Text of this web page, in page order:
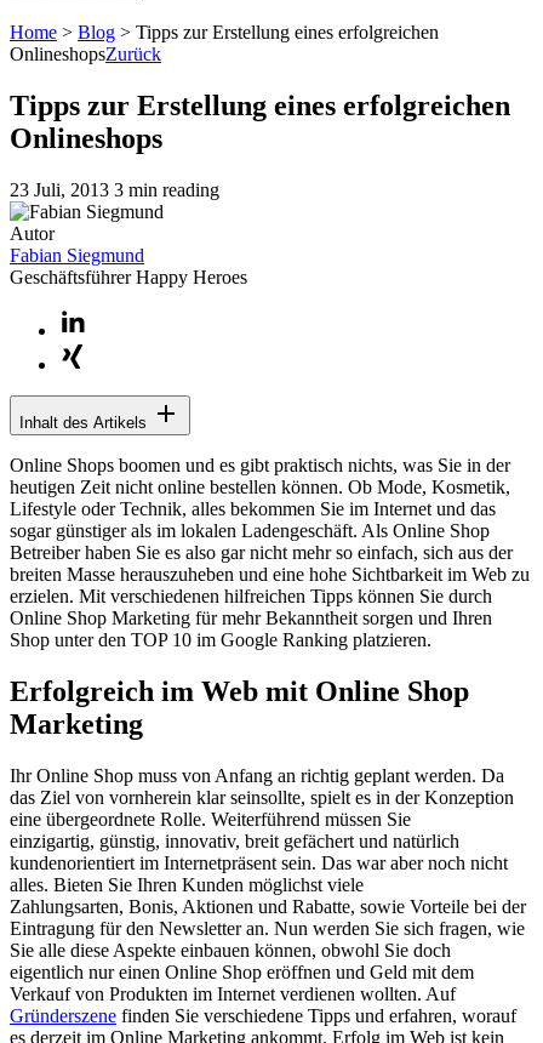
Home > Blog > Tipps zur Erstellung eines erfolgreichen
OnlineshopsZurück
Tipps zur Erstellung eines erfolgreichen
Onlineshops
23 Juli, 2013 3 min reading
Autor
Fabian Siegmund
Geschäftsführer Happy Heroes
Inhalt des Artikels
Online Shops boomen und es gibt praktisch nichts, was Sie in der
heutigen Zeit nicht online bestellen können. Ob Mode, Kosmetik,
Lifestyle oder Technik, alles bekommen Sie im Internet und das
sogar günstiger als im lokalen Ladengeschäft. Als Online Shop
Betreiber haben Sie es also gar nicht mehr so einfach, sich aus der
breiten Masse herauszuheben und eine hohe Sichtbarkeit im Web zu
erzielen. Mit verschiedenen hilfreichen Tipps können Sie durch
Online Shop Marketing für mehr Bekanntheit sorgen und Ihren
Shop unter den TOP 10 im Google Ranking platzieren.
Erfolgreich im Web mit Online Shop
Marketing
Ihr Online Shop muss von Anfang an richtig geplant werden. Da
das Ziel von vornherein klar seinsollte, spielt es in der Konzeption
eine übergeordnete Rolle. Weiterführend müssen Sie
einzigartig, günstig, innovativ, breit gefächert und natürlich
kundenorientiert im Internetpräsent sein. Das war aber noch nicht
alles. Bieten Sie Ihren Kunden möglichst viele
Zahlungsarten, Bonis, Aktionen und Rabatte, sowie Vorteile bei der
Eintragung für den Newsletter an. Nun werden Sie sich fragen, wie
Sie alle diese Aspekte einbauen können, obwohl Sie doch
eigentlich nur einen Online Shop eröffnen und Geld mit dem
Verkauf von Produkten im Internet verdienen wollten. Auf
Gründerszene finden Sie verschiedene Tipps und erfahren, worauf
es derzeit im Online Marketing ankommt. Erfolg im Web ist kein